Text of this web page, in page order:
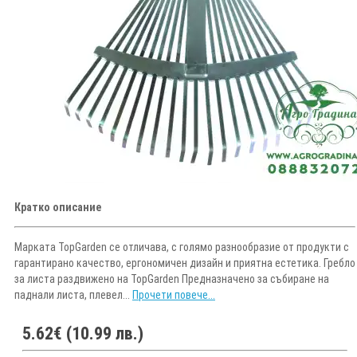
Кратко описание
Марката TopGarden се отличава, с голямо разнообразие от продукти с
гарантирано качество, ергономичен дизайн и приятна естетика. Гребло
за листа раздвижено на TopGarden Предназначено за събиране на
паднали листа, плевел... Прочети повече...
5.62€ (10.99 лв.)